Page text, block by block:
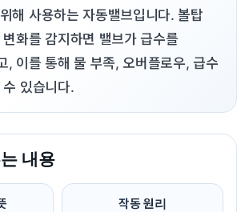
해 사용하는 자동밸브입니다. 볼탑
화를 감지하면 밸브가 급수를
, 이를 통해 물 부족, 오버플로우, 급수
있습니다.
내용
작동 원리